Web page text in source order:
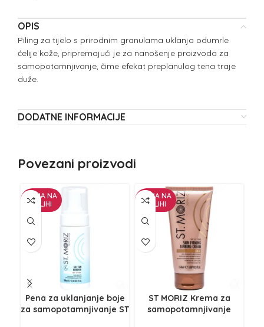
OPIS
Piling za tijelo s prirodnim granulama uklanja odumrle
ćelije kože, pripremajući je za nanošenje proizvoda za
samopotamnjivanje, čime efekat preplanulog tena traje
duže.
DODATNE INFORMACIJE
Povezani proizvodi
NEMA NA
ZALIHI
Pena za uklanjanje boje
za samopotamnjivanje ST
NEMA NA
ZALIHI
ST MORIZ Krema za
samopotamnjivanje